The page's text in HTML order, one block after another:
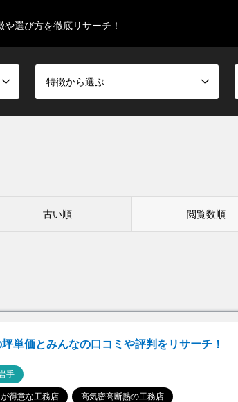
選び方を徹底リサーチ！
特徴から選ぶ
古い順 閲覧数順
単価とみんなの口コミや評判をリサーチ！
手
得意な工務店 高気密高断熱の工務店